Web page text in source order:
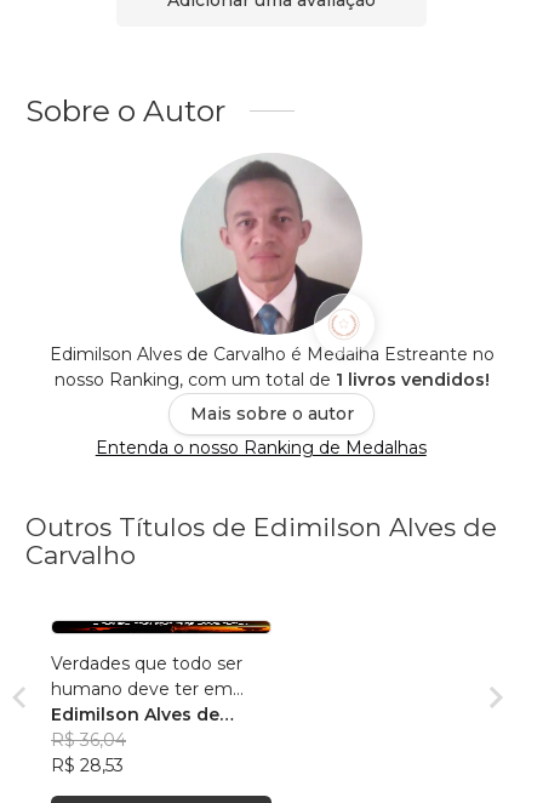
Sobre o Autor
Edimilson Alves de Carvalho é Medalha Estreante no
nosso Ranking, com um total de 1 livros vendidos!
Mais sobre o autor
Entenda o nosso Ranking de Medalhas
Outros Títulos de Edimilson Alves de
Carvalho
Verdades que todo ser
humano deve ter em
mente
Edimilson Alves de
Carvalho
R$ 36,04
R$ 28,53